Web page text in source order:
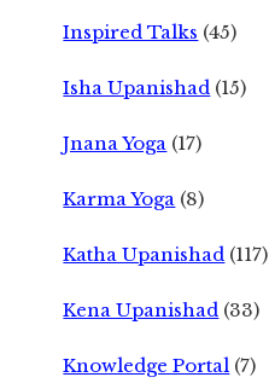
Inspired Talks (45)
Isha Upanishad (15)
Jnana Yoga (17)
Karma Yoga (8)
Katha Upanishad (117)
Kena Upanishad (33)
Knowledge Portal (7)